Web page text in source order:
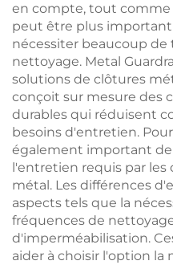
en compte, tout
peut être plus
nécessiter beaucoup
nettoyage. Metal
solutions de clôtures
conçoit sur mesure des
durables qui réduisent
besoins d'entretien.
également important
l'entretien requis par les
métal. Les différences
aspects tels que la
fréquences de
d'imperméabilisation.
aider à choisir l'option la